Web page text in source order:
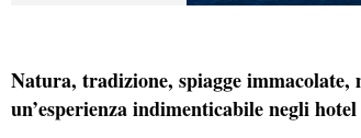
Natura, tradizione, spiagge
un’esperienza indimenticabile negli